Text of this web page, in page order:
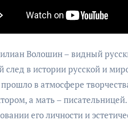
Волошин – видный
след в истории русской и
прошло в атмосфере
а мать –
его личности и